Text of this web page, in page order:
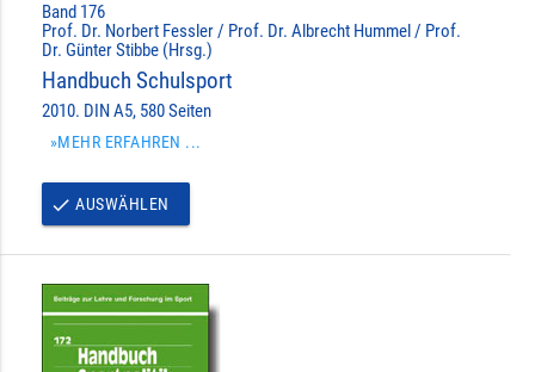
Band 176
Prof. Dr. Norbert Fessler / Prof. Dr. Albrecht Hummel / Prof.
Dr. Günter Stibbe (Hrsg.)
Handbuch Schulsport
2010. DIN A5, 580 Seiten
»MEHR ERFAHREN ...
done AUSWÄHLEN